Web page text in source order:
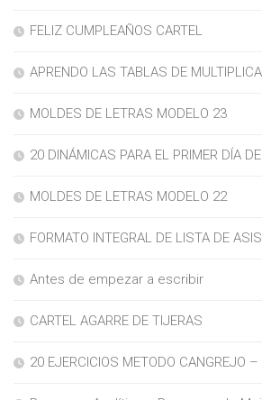
FELIZ CUMPLEAÑOS CARTEL
APRENDO LAS TABLAS DE
MOLDES DE LETRAS MODELO 23
20 DINÁMICAS PARA EL PRIMER DÍA
MOLDES DE LETRAS MODELO 22
FORMATO INTEGRAL DE LISTA DE
Antes de empezar a escribir
CARTEL AGARRE DE TIJERAS
20 EJERCICIOS METODO CANGREJO –